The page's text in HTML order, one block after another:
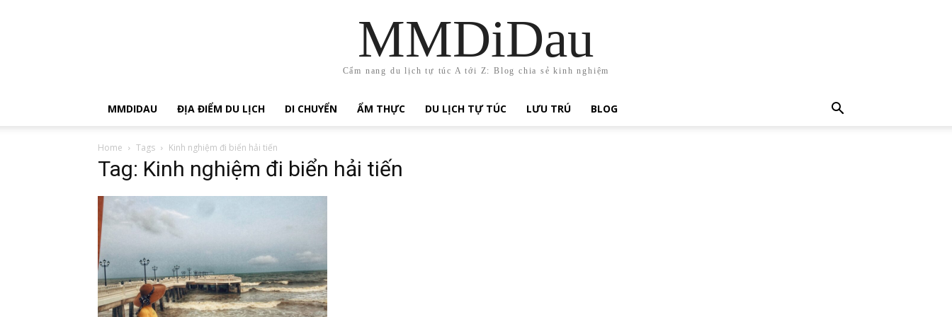
MMDiDau
Cẩm nang du lịch tự túc A tới Z: Blog chia sẻ kinh nghiệm
MMDIDAU ĐỊA ĐIỂM DU LỊCH DI CHUYỂN ẨM THỰC DU LỊCH TỰ TÚC LƯU TRÚ BLOG
Home Tags Kinh nghiệm đi biển hải tiến
Tag: Kinh nghiệm đi biển hải tiến